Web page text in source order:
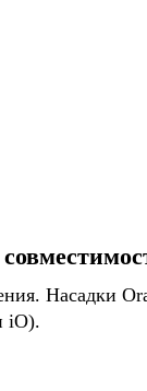
Насадки
iO).